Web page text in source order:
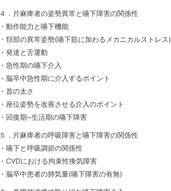
４．片麻痺者の姿勢異常と嚥下障害の関係性
・動作能力と嚥下機能
・頚部の異常姿勢(嚥下筋に加わるメカニカルストレス)
・発達と舌運動
・急性期の嚥下介入
・脳卒中急性期に介入するポイント
・首の太さ
・座位姿勢を改善させる介入のポイント
・回復期~生活期の嚥下障害
５．片麻痺者の呼吸障害と嚥下障害の関係性
・嚥下と呼吸調節の関係性
・CVDにおける拘束性換気障害
・脳卒中患者の肺気量(嚥下障害の有無)